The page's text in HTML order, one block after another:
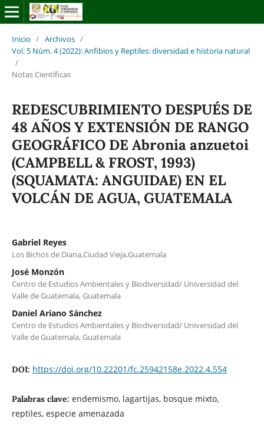
Inicio / Archivos /
Vol. 5 Núm. 4 (2022): Anfibios y Reptiles: diversidad e historia natural
/
Notas Científicas
REDESCUBRIMIENTO DESPUÉS DE
48 AÑOS Y EXTENSIÓN DE RANGO
GEOGRÁFICO DE Abronia anzuetoi
(CAMPBELL & FROST, 1993)
(SQUAMATA: ANGUIDAE) EN EL
VOLCÁN DE AGUA, GUATEMALA
Gabriel Reyes
Los Bichos de Diana,Ciudad Vieja,Guatemala
José Monzón
Centro de Estudios Ambientales y Biodiversidad/ Universidad del
Valle de Guatemala, Guatemala
Daniel Ariano Sánchez
Centro de Estudios Ambientales y Biodiversidad/ Universidad del
Valle de Guatemala, Guatemala
DOI: https://doi.org/10.22201/fc.25942158e.2022.4.554
Palabras clave: endemismo, lagartijas, bosque mixto,
reptiles, especie amenazada